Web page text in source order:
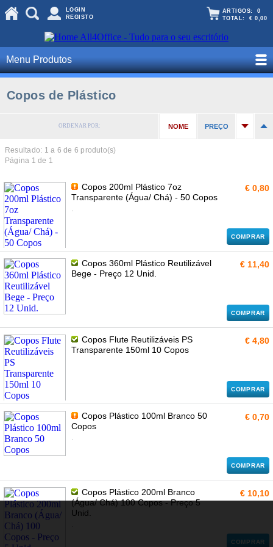
LOGIN
REGISTO
ARTIGOS: 0
TOTAL: € 0,00
Menu Produtos
Copos de Plástico
ORDENAR POR: NOME PREÇO
Resultado: 1 a 6 de 6 produto(s)
Página 1 de 1
Copos 200ml Plástico 7oz
Transparente (Água/ Chá) - 50 Copos
.
€ 0,80
COMPRAR
Copos 360ml Plástico Reutilizável
Bege - Preço 12 Unid.
€ 11,40
COMPRAR
Copos Flute Reutilizáveis PS
Transparente 150ml 10 Copos
€ 4,80
COMPRAR
Copos Plástico 100ml Branco 50
Copos
.
€ 0,70
COMPRAR
Copos Plástico 200ml Branco
(Água/ Chá) 100 Copos - Preço 5
Unid.
€ 10,10
COMPRAR